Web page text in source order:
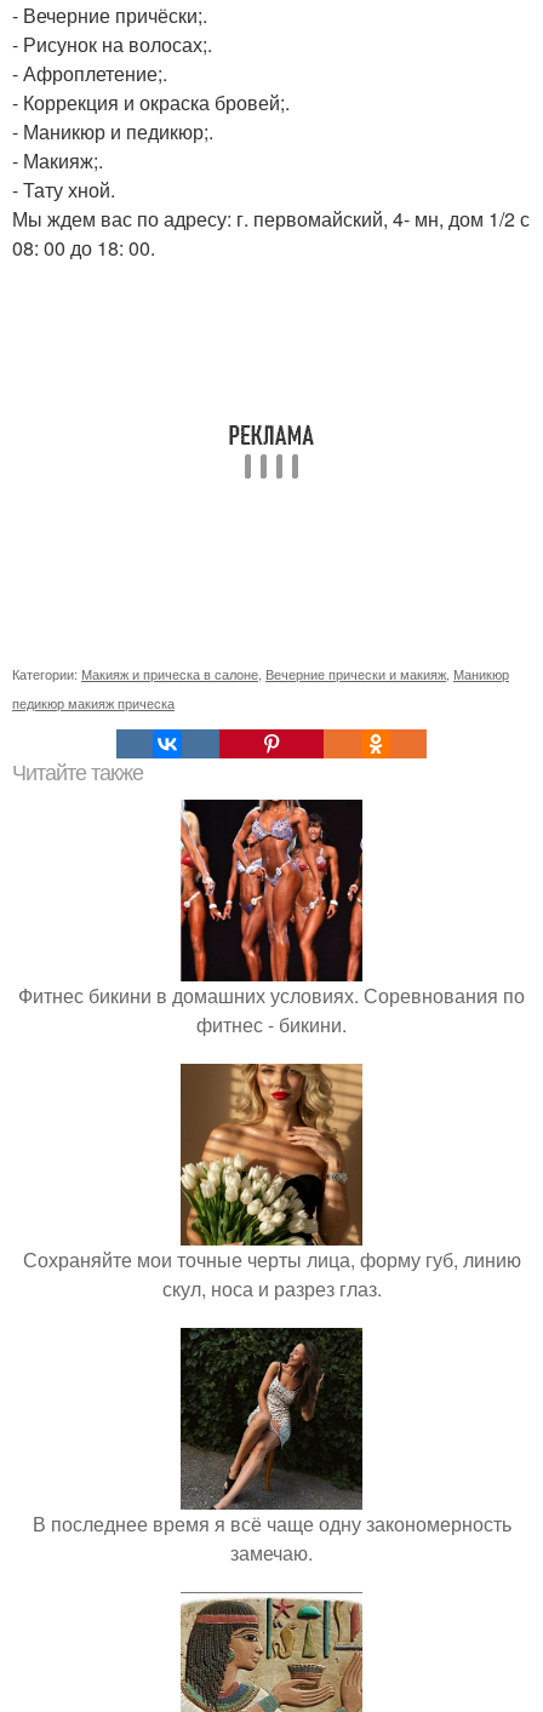
- Вечерние причёски;.
- Рисунок на волосах;.
- Афроплетение;.
- Коррекция и окраска бровей;.
- Маникюр и педикюр;.
- Макияж;.
- Тату хной.
Мы ждем вас по адресу: г. первомайский, 4- мн, дом 1/2 с
08: 00 до 18: 00.
Категории: Макияж и прическа в салоне Вечерние прически и макияж Маникюр
педикюр макияж прическа
Читайте также
Фитнес бикини в домашних условиях. Соревнования по
фитнес - бикини.
Сохраняйте мои точные черты лица, форму губ, линию
скул, носа и разрез глаз.
В последнее время я всё чаще одну закономерность
замечаю.